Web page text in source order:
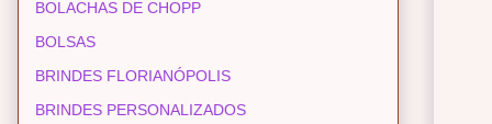
BOLACHAS DE CHOPP
BOLSAS
BRINDES FLORIANÓPOLIS
BRINDES PERSONALIZADOS